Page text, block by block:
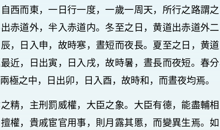
西而東，一日行一度，一歲一周天，所行之路謂
赤道外，半入赤道内。冬至之日，黄道出赤道外
，日入申，故時寒，晝短而夜長。夏至之日，黄
近，日出寅，日入戌，故時暑，晝長而夜短。春
極之中，日出卯，日入酉，故時和，而晝夜均焉。
精，主刑罰威權，大臣之象。大臣有德，能盡輔
權，貴戚宦官用事，則月露其慝，而變異生焉。